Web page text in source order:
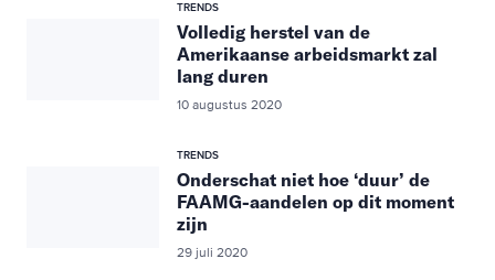
TRENDS
Volledig herstel van de
Amerikaanse arbeidsmarkt zal
lang duren
10 augustus 2020
TRENDS
Onderschat niet hoe ‘duur’ de
FAAMG-aandelen op dit moment
zijn
29 juli 2020